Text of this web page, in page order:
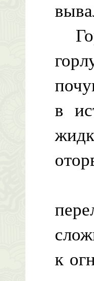
в
к